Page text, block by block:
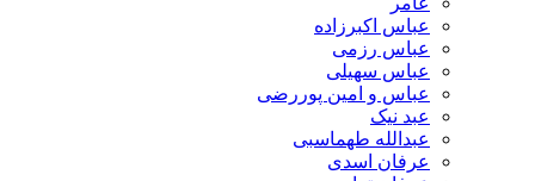
عباس اکبرزاده
عباس رزمی
عباس سهیلی
عباس و امین پوررضی
عبد نیک
عبدالله طهماسبی‎
عرفان اسدی